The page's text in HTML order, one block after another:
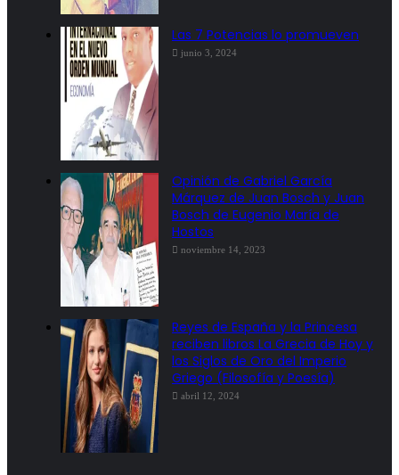
Las 7 Potencias lo promueven
junio 3, 2024
Opinión de Gabriel García
Márquez de Juan Bosch y Juan
Bosch de Eugenio María de
Hostos
noviembre 14, 2023
Reyes de España y la Princesa
reciben libros La Grecia de Hoy y
los Siglos de Oro del Imperio
Griego (Filosofía y Poesía)
abril 12, 2024